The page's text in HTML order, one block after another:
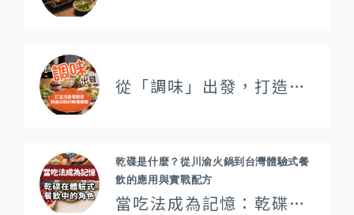
從「調味」出發，打造消費者願意持續回訪的輕食體驗
乾碟是什麼？從川渝火鍋到台灣體驗式餐
飲的應用與實戰配方
當吃法成為記憶：乾碟在體驗式火鍋與餐飲中的關鍵角色｜小磨坊乾碟應用指南